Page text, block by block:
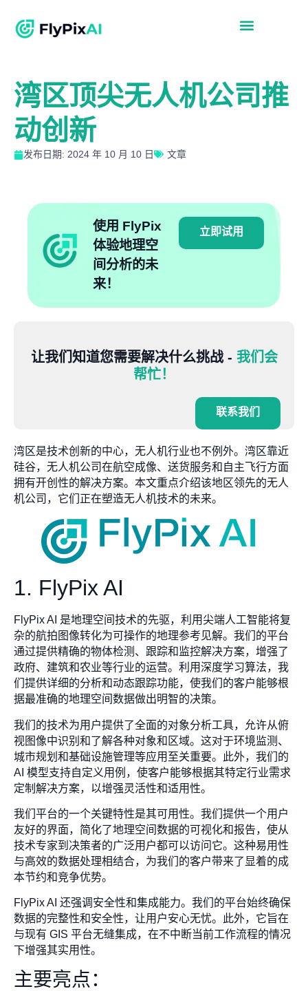
湾区顶尖无人机公司推
动创新
发布日期: 2024 年 10 月 10 日 文章
使用 FlyPix
体验地理空
间分析的未
来！
立即试用
让我们知道您需要解决什么挑战 - 我们会
帮忙！
联系我们
湾区是技术创新的中心，无人机行业也不例外。湾区靠近
硅谷，无人机公司在航空成像、送货服务和自主飞行方面
拥有开创性的解决方案。本文重点介绍该地区领先的无人
机公司，它们正在塑造无人机技术的未来。
1. FlyPix AI
FlyPix AI 是地理空间技术的先驱，利用尖端人工智能将复
杂的航拍图像转化为可操作的地理参考见解。我们的平台
通过提供精确的物体检测、跟踪和监控解决方案，增强了
政府、建筑和农业等行业的运营。利用深度学习算法，我
们提供详细的分析和动态跟踪功能，使我们的客户能够根
据最准确的地理空间数据做出明智的决策。
我们的技术为用户提供了全面的对象分析工具，允许从俯
视图像中识别和了解各种对象和区域。这对于环境监测、
城市规划和基础设施管理等应用至关重要。此外，我们的
AI 模型支持自定义用例，使客户能够根据其特定行业需求
定制解决方案，以增强灵活性和适用性。
我们平台的一个关键特性是其可用性。我们提供一个用户
友好的界面，简化了地理空间数据的可视化和报告，使从
技术专家到决策者的广泛用户都可以访问它。这种易用性
与高效的数据处理相结合，为我们的客户带来了显着的成
本节约和竞争优势。
FlyPix AI 还强调安全性和集成能力。我们的平台始终确保
数据的完整性和安全性，让用户安心无忧。此外，它旨在
与现有 GIS 平台无缝集成，在不中断当前工作流程的情况
下增强其实用性。
主要亮点：